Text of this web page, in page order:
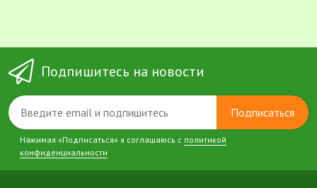
Подпишитесь на новости
Подписаться
Нажимая «Подписаться» я соглашаюсь с политикой
конфиденциальности